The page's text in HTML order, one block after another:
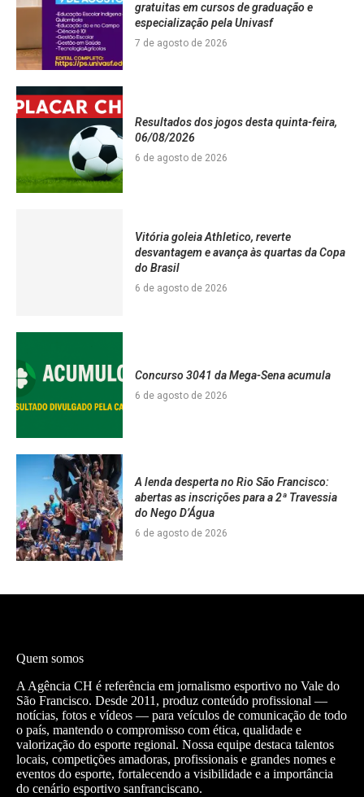
gratuitas em cursos de graduação e
especialização pela Univasf
7 de agosto de 2026
Resultados dos jogos desta quinta-feira,
06/08/2026
6 de agosto de 2026
Vitória goleia Athletico, reverte
desvantagem e avança às quartas da Copa
do Brasil
6 de agosto de 2026
Concurso 3041 da Mega-Sena acumula
6 de agosto de 2026
A lenda desperta no Rio São Francisco:
abertas as inscrições para a 2ª Travessia
do Nego D’Água
6 de agosto de 2026
Quem somos
A Agência CH é referência em jornalismo esportivo no Vale do
São Francisco. Desde 2011, produz conteúdo profissional —
notícias, fotos e vídeos — para veículos de comunicação de todo
o país, mantendo o compromisso com ética, qualidade e
valorização do esporte regional. Nossa equipe destaca talentos
locais, competições amadoras, profissionais e grandes nomes e
eventos do esporte, fortalecendo a visibilidade e a importância
do cenário esportivo sanfranciscano.